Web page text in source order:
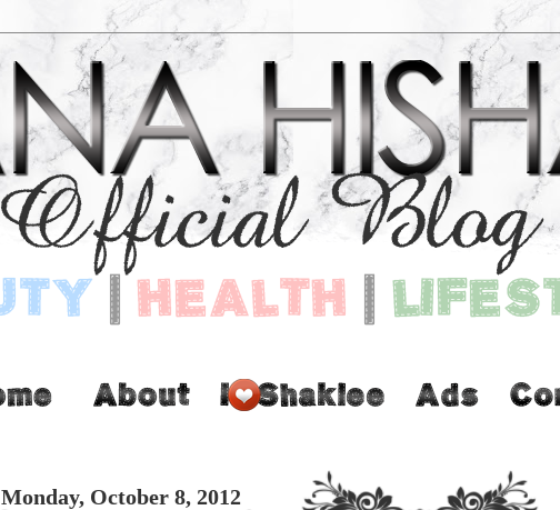
Monday, October 8, 2012